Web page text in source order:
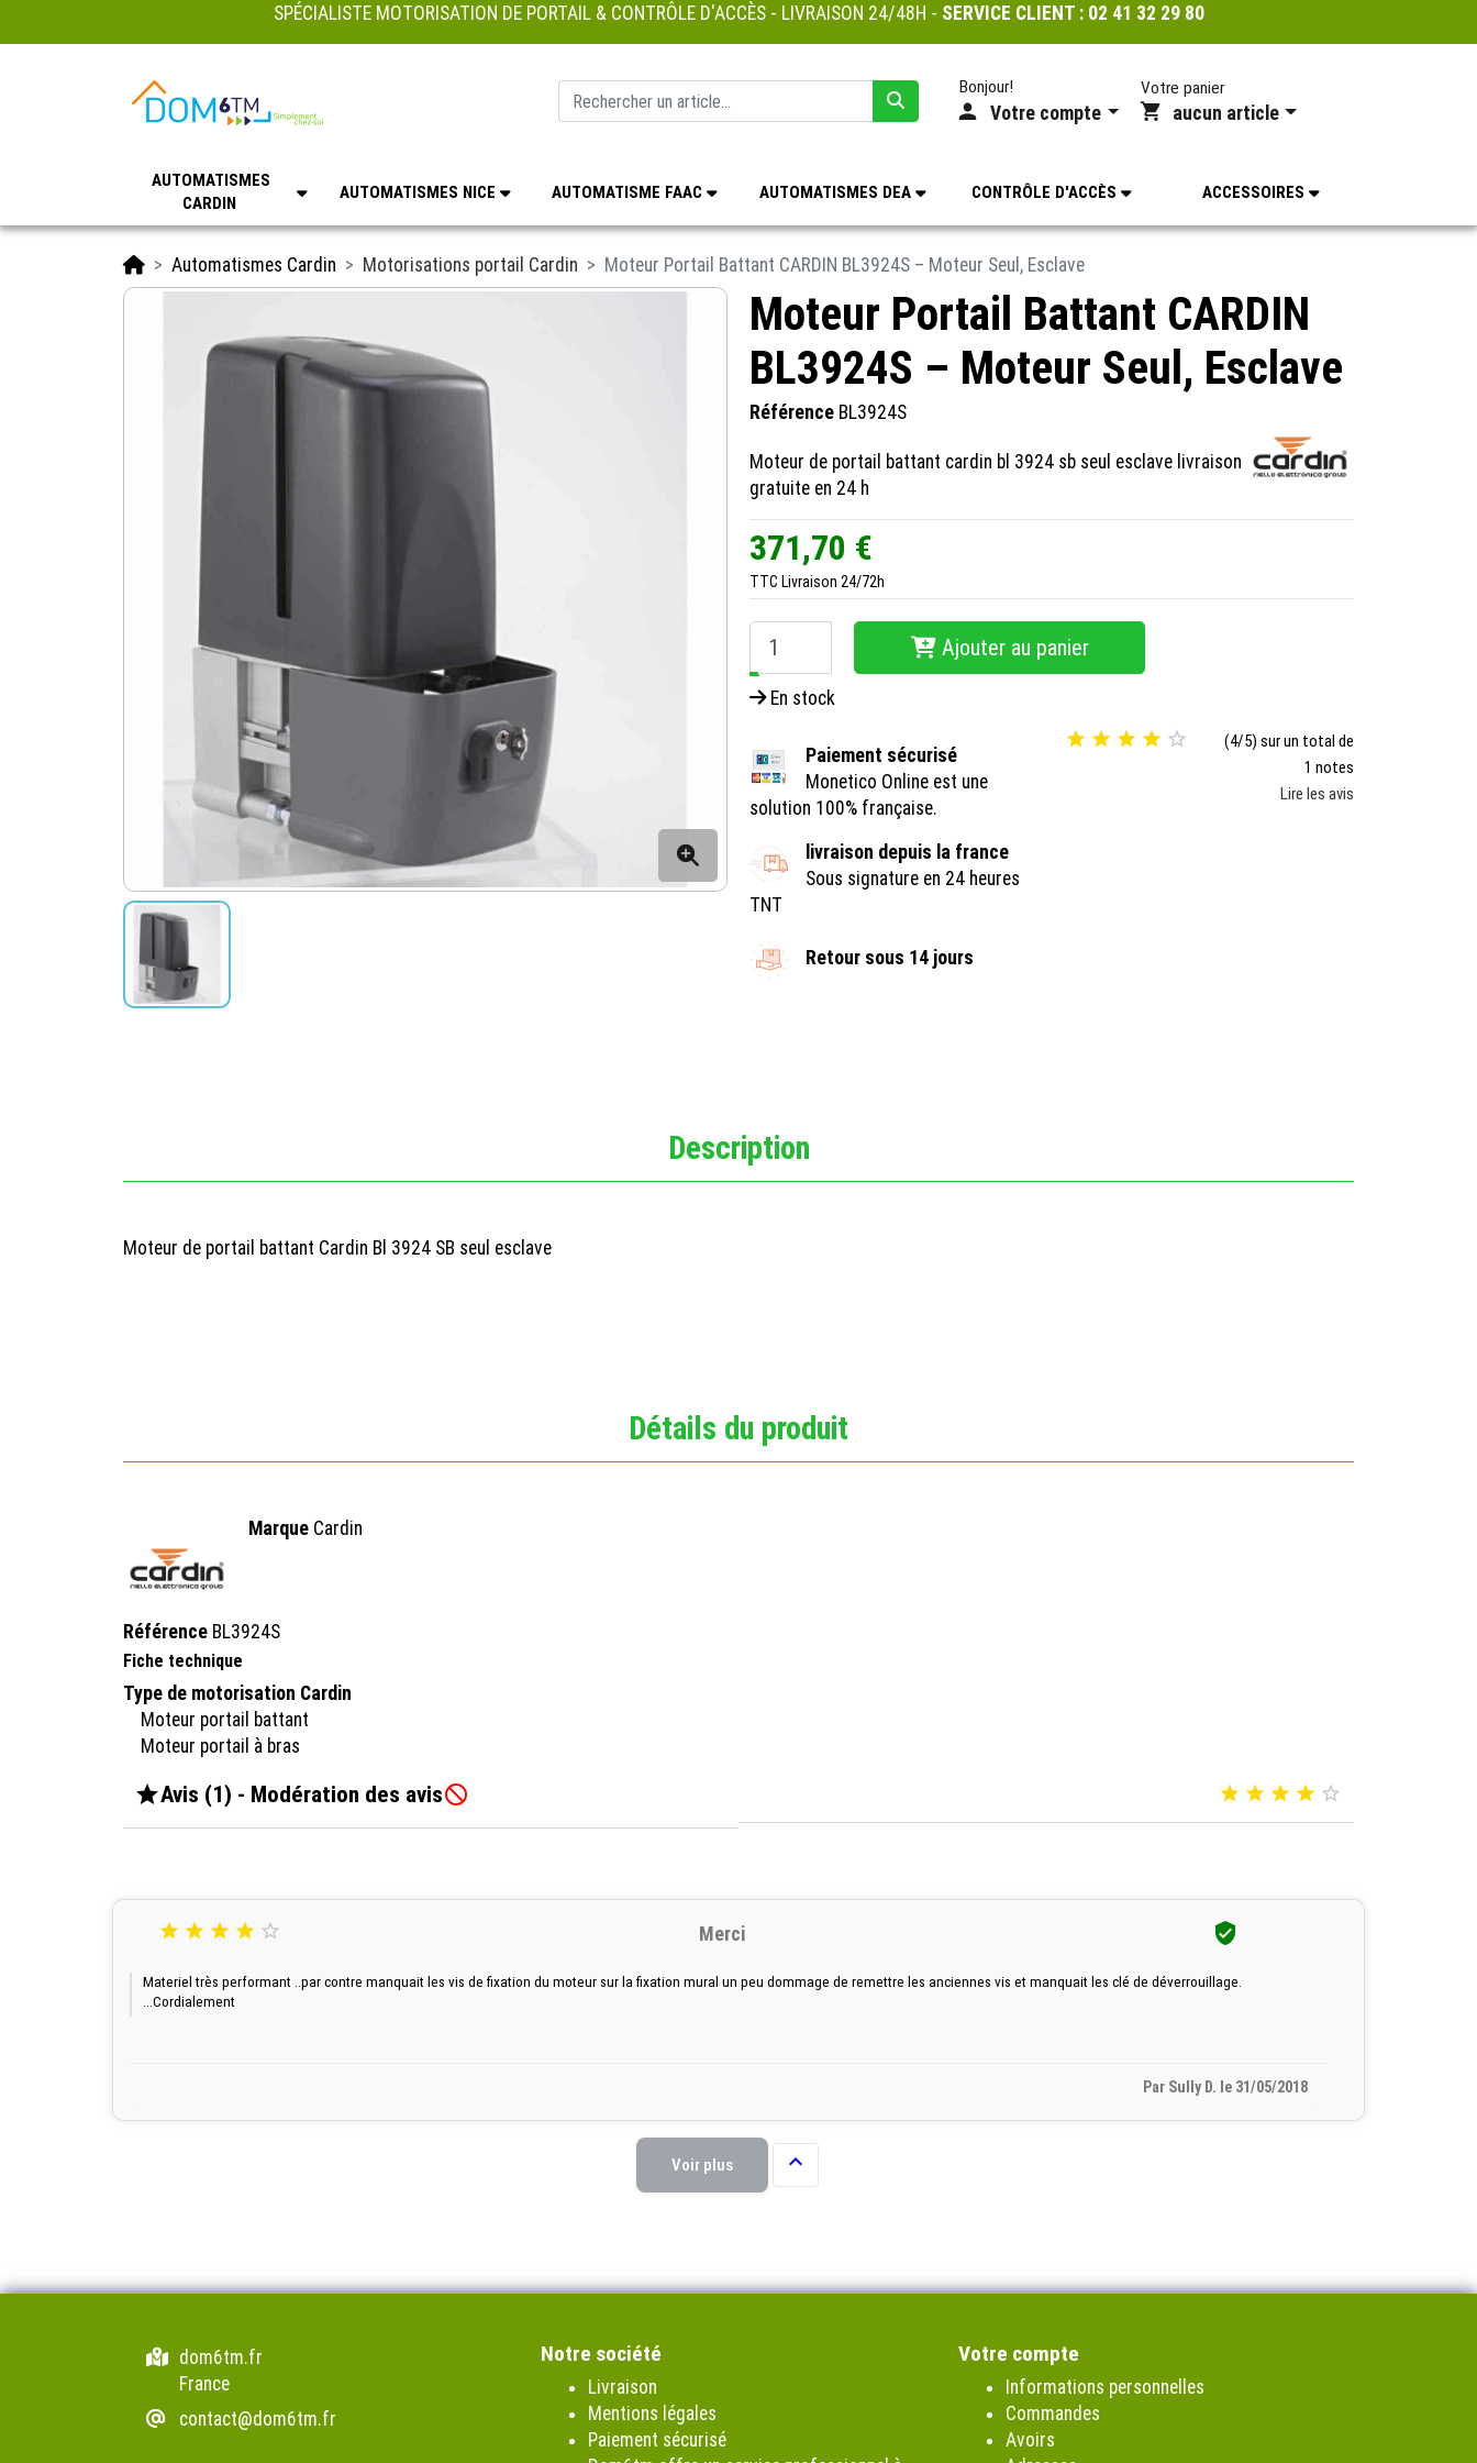
SPÉCIALISTE MOTORISATION DE PORTAIL & CONTRÔLE D'ACCÈS - LIVRAISON 24/48H - SERVICE CLIENT : 02 41 32 29 80
Bonjour!
Votre compte
Votre panier
aucun article
AUTOMATISMES
CARDIN
AUTOMATISMES NICE AUTOMATISME FAAC AUTOMATISMES DEA CONTRÔLE D'ACCÈS ACCESSOIRES
AccueilAutomatismes Cardin Motorisations portail Cardin Moteur Portail Battant CARDIN BL3924S – Moteur Seul, Esclave
Moteur Portail Battant CARDIN
BL3924S – Moteur Seul, Esclave
Référence BL3924S
Moteur de portail battant cardin bl 3924 sb seul esclave livraison
gratuite en 24 h
371,70 €
TTC Livraison 24/72h
−
Ajouter au panier
En stock
Paiement sécurisé
Monetico Online est une
solution 100% française.
livraison depuis la france
Sous signature en 24 heures
TNT
Retour sous 14 jours
    
(4/5) sur un total de
1 notes
Lire les avis
Description
Moteur de portail battant Cardin Bl 3924 SB seul esclave
Détails du produit
Marque Cardin
Référence BL3924S
Fiche technique
Type de motorisation Cardin
Moteur portail battant
Moteur portail à bras
Avis (1) - Modération des avis     
     Merci 
Materiel très performant ..par contre manquait les vis de fixation du moteur sur la fixation mural un peu dommage de remettre les anciennes vis et manquait les clé de déverrouillage.
...Cordialement
Par Sully D. le 31/05/2018
Voir plus 
dom6tm.fr
France
contact@dom6tm.fr
Notre société
Livraison
Mentions légales
Paiement sécurisé
Votre compte
Informations personnelles
Commandes
Avoirs